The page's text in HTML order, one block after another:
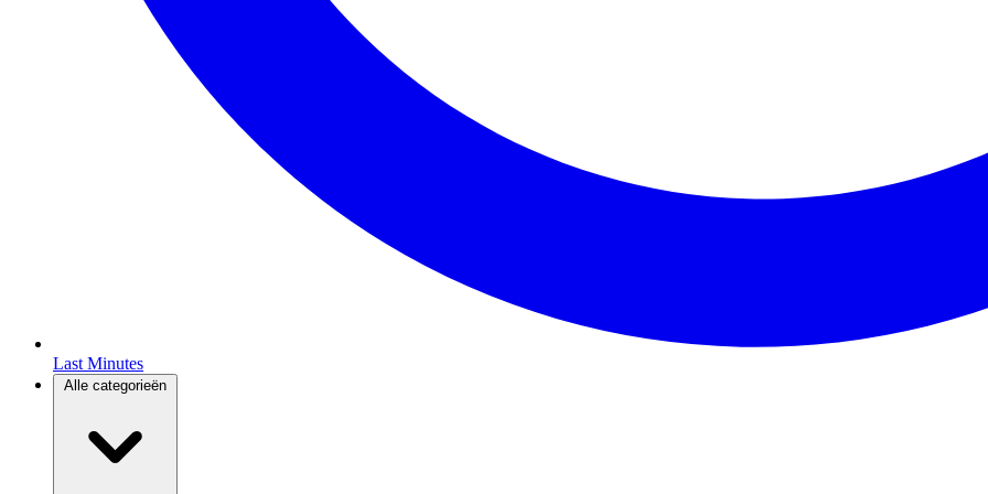
Last Minutes
Alle categorieën